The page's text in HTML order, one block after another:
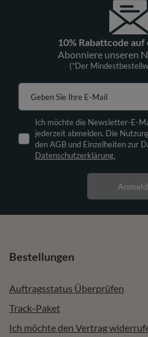
10% Rabattcode
Abonniere unseren
(*Der
Geben Sie Ihre E-Mail
Ich möchte die Newsletter-E-
jederzeit abmelden. Die
den AGB und Einzelheiten zur
Datenschutzerklärung.
Bestellungen
Auftragsstatus Überprüfen
Track-Paket
Ich möchte den Vertrag